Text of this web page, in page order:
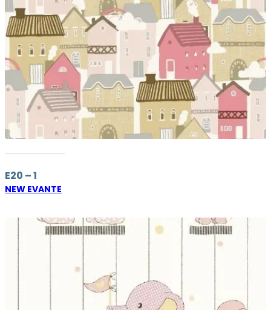
E20 – 1
NEW EVANTE